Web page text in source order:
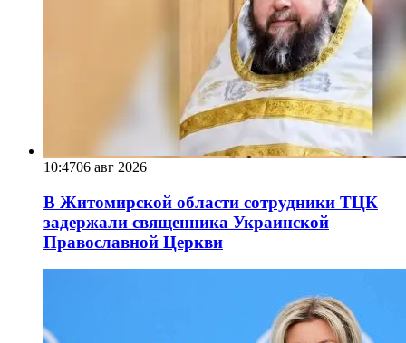
10:4706 авг 2026
В Житомирской области сотрудники ТЦК
задержали священника Украинской
Православной Церкви